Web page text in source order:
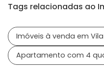
Tags relacionadas ao
Imóveis à venda em
Apartamento com 4